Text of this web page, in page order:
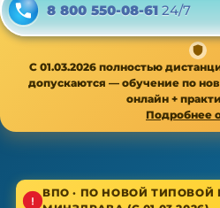
8 800 550-08-61 24/7
С 01.03.2026 полностью
допускаются — обучение по
онлайн +
Подробнее
ВПО · ПО НОВОЙ ТИПОВОЙ